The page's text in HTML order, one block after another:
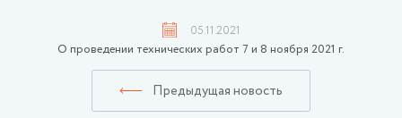
05.11.2021
О проведении технических работ 7 и 8 ноября 2021 г.
Предыдущая новость